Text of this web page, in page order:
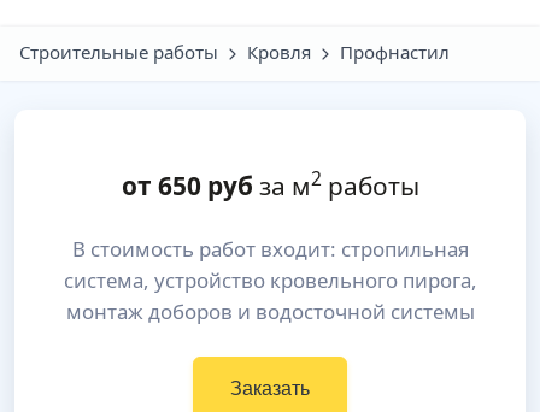
Строительные работы Кровля Профнастил
от 650руб за м2работы
В стоимость работ входит: стропильная
система, устройство кровельного пирога,
монтаж доборов и водосточной системы
Заказать